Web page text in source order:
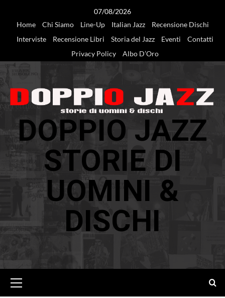
07/08/2026
Home
Chi Siamo Line-Up Italian Jazz
Recensione Dischi
Interviste
Recensione Libri Storia del Jazz Eventi
Contatti
Privacy Policy
Albo D’Oro
DOPPIO JAZZ
STORIE DI
UOMINI &
DISCHI
principale